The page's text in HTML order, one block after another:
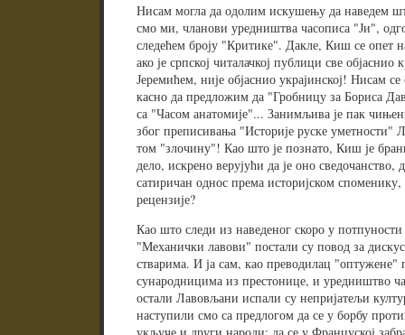
Нисам могла да одолим искушењу да наведем
смо ми, чланови уредништва часописа "Ји",
следећем броју "Критике". Дакле, Киш се опет
ако је српској читалачкој публици све
Јеремићем, није објаснио украјинској! Нисам
касно да предложим да "Гробницу за Бориса
са "Часом анатомије"... Занимљива је пак
због преписивања "Историје руске уметности"
том "злочину"! Као што је познато, Киш је
дело, искрено верујући да је оно
сатиричан однос према историјском
рецензије?
Као што следи из наведеног скоро у
"Механички лавови" постали су повод за
стварима. И ја сам, као преводилац "оптужене"
сународницима из престонице, и уредништво
остали Лавовљани испали су непријатељи
наступили смо са предлогом да се у борбу